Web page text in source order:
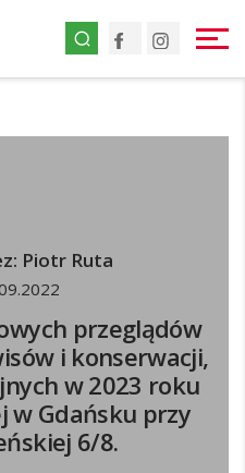
Facebook
Piotr Ruta
przeglądów
i konserwacji,
w 2023 roku
w Gdańsku przy
6/8.